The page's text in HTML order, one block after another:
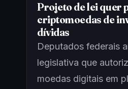
Projeto de lei quer
criptomoedas de
dívidas
Deputados federais
legislativa que
moedas digitais em